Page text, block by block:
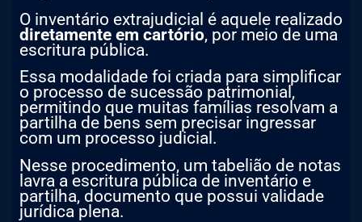
O inventário extrajudicial é aquele realizado
diretamente em cartório, por meio de uma
escritura pública.
Essa modalidade foi criada para simplificar
o processo de sucessão patrimonial,
permitindo que muitas famílias resolvam a
partilha de bens sem precisar ingressar
com um processo judicial.
Nesse procedimento, um tabelião de notas
lavra a escritura pública de inventário e
partilha, documento que possui validade
jurídica plena.